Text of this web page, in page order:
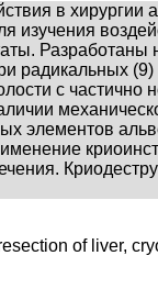
в хирургии
изучения
Разработаны
радикальных
с частично
элементов
of liver,